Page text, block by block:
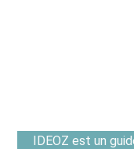
IDEOZ est un